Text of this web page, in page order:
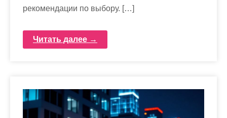
рекомендации по выбору. […]
Читать далее →